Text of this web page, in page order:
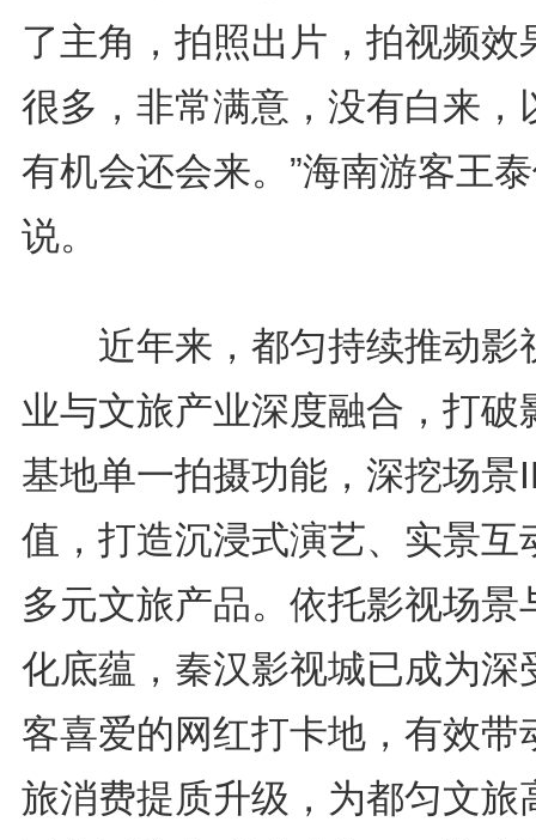
了主角，拍照出片，拍视频效
很多，非常满意，没有白来，
有机会还会来。”海南游客王
说。
近年来，都匀持续推动影
业与文旅产业深度融合，打破
基地单一拍摄功能，深挖场景
值，打造沉浸式演艺、实景互
多元文旅产品。依托影视场景
化底蕴，秦汉影视城已成为深
客喜爱的网红打卡地，有效带
旅消费提质升级，为都匀文旅